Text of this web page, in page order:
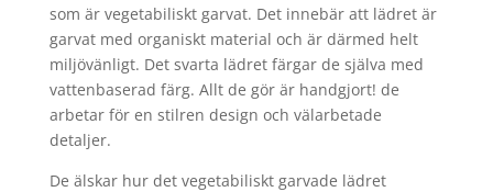
som är vegetabiliskt garvat. Det innebär att lädret är
garvat med organiskt material och är därmed helt
miljövänligt. Det svarta lädret färgar de själva med
vattenbaserad färg. Allt de gör är handgjort! de
arbetar för en stilren design och välarbetade
detaljer.
De älskar hur det vegetabiliskt garvade lädret